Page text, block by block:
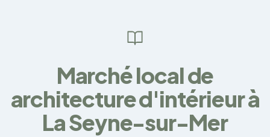
Marché local de
architecture d'intérieur à
La Seyne-sur-Mer